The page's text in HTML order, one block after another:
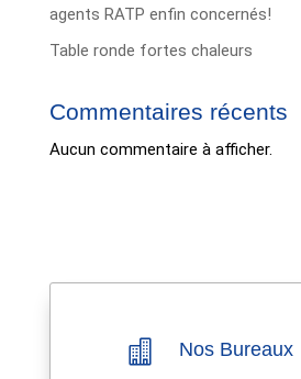
agents RATP enfin concernés!
Table ronde fortes chaleurs
Commentaires récents
Aucun commentaire à afficher.
 Nos Bureaux